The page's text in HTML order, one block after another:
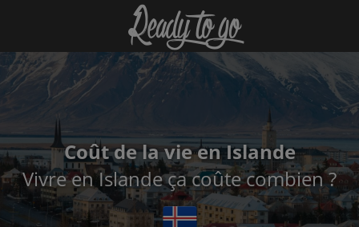
Coût de la vie en Islande
Vivre en Islande ça coûte combien ?